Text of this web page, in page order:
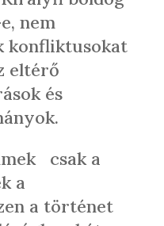
nem
konfliktusokat
eltérő
és
csak a
a
a történet